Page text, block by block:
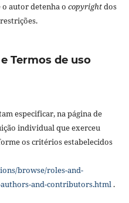
autor detenha o copyrightdos
Termos de uso
especificar, na página de
individual que exerceu
os critérios estabelecidos
browse/roles-and-
and-contributors.html.